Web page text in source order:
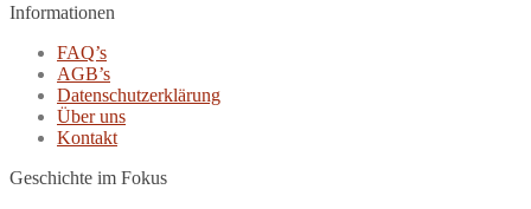
Informationen
FAQ’s
AGB’s
Datenschutzerklärung
Über uns
Kontakt
Geschichte im Fokus